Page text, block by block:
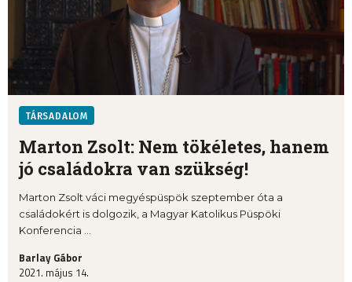
TÁRSADALOM
Marton Zsolt: Nem tökéletes, hanem
jó családokra van szükség!
Marton Zsolt váci megyéspüspök szeptember óta a
családokért is dolgozik, a Magyar Katolikus Püspöki
Konferencia ...
Barlay Gábor
2021. május 14.